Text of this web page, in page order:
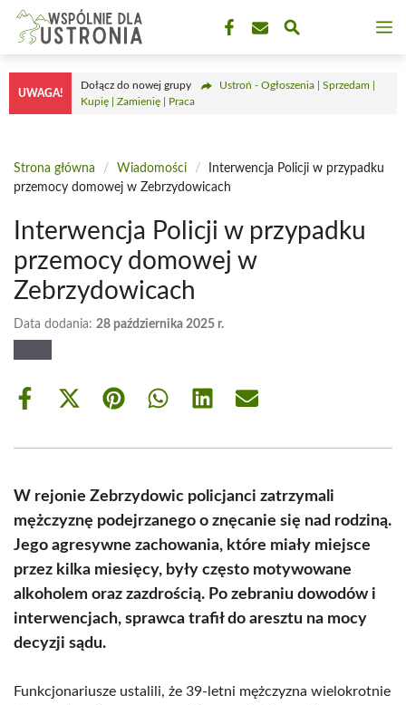
Przejdź
treści
UWAGA!
Dołącz do nowej grupy
Ustroń - Ogłoszenia | Sprzedam |
Kupię | Zamienię | Praca
Strona główna / Wiadomości /
Interwencja Policji w przypadku
przemocy domowej w Zebrzydowicach
Interwencja Policji w przypadku
przemocy domowej w
Zebrzydowicach
Data dodania: 28 października 2025 r.
Share
Share
(Twitter)
Share Share Share Share
W rejonie Zebrzydowic policjanci zatrzymali
mężczyznę podejrzanego o znęcanie się nad rodziną.
Jego agresywne zachowania, które miały miejsce
przez kilka miesięcy, były często motywowane
alkoholem oraz zazdrością. Po zebraniu dowodów i
interwencjach, sprawca trafił do aresztu na mocy
decyzji sądu.
Funkcjonariusze ustalili, że 39-letni mężczyzna wielokrotnie